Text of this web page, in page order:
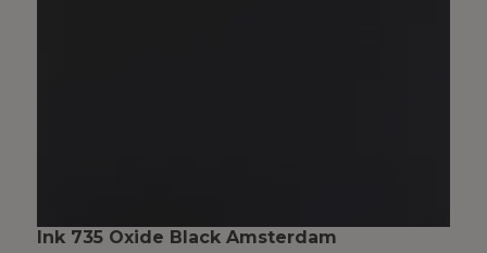
Ink 735 Oxide Black Amsterdam